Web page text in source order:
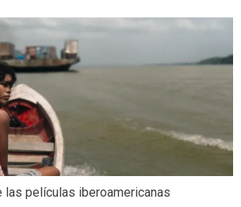
las películas iberoamericanas